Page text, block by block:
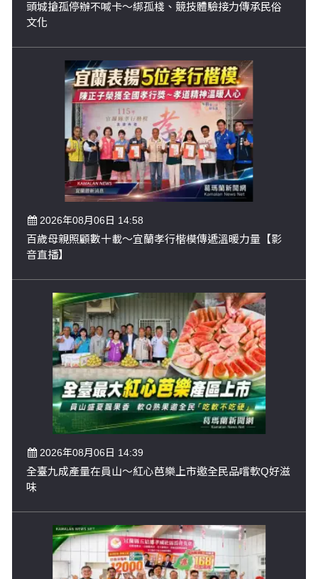
頭城搶孤停辦不喊卡～綁孤棧、競技體驗接力傳承民俗
文化
2026年08月06日 14:58
百歲母親照顧數十載～宜蘭孝行楷模傳遞溫暖力量【影
音直播】
2026年08月06日 14:39
全臺九成產量在員山～紅心芭樂上市邀全民品嚐軟Q好滋
味